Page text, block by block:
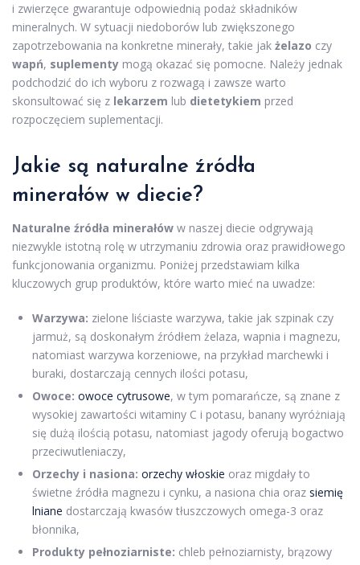
i zwierzęce gwarantuje odpowiednią podaż składników
mineralnych. W sytuacji niedoborów lub zwiększonego
zapotrzebowania na konkretne minerały, takie jak żelazo czy
wapń, suplementy mogą okazać się pomocne. Należy jednak
podchodzić do ich wyboru z rozwagą i zawsze warto
skonsultować się z lekarzem lub dietetykiem przed
rozpoczęciem suplementacji.
Jakie są naturalne źródła
minerałów w diecie?
Naturalne źródła minerałów w naszej diecie odgrywają
niezwykle istotną rolę w utrzymaniu zdrowia oraz prawidłowego
funkcjonowania organizmu. Poniżej przedstawiam kilka
kluczowych grup produktów, które warto mieć na uwadze:
Warzywa: zielone liściaste warzywa, takie jak szpinak czy
jarmuż, są doskonałym źródłem żelaza, wapnia i magnezu,
natomiast warzywa korzeniowe, na przykład marchewki i
buraki, dostarczają cennych ilości potasu,
Owoce: owoce cytrusowe, w tym pomarańcze, są znane z
wysokiej zawartości witaminy C i potasu, banany wyróżniają
się dużą ilością potasu, natomiast jagody oferują bogactwo
przeciwutleniaczy,
Orzechy i nasiona: orzechy włoskie oraz migdały to
świetne źródła magnezu i cynku, a nasiona chia oraz siemię
lniane dostarczają kwasów tłuszczowych omega-3 oraz
błonnika,
Produkty pełnoziarniste: chleb pełnoziarnisty, brązowy